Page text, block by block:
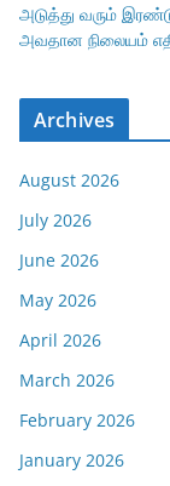
அடுத்து வரும்
அவதான நிலையம்
Archives
August 2026
July 2026
June 2026
May 2026
April 2026
March 2026
February 2026
January 2026